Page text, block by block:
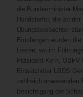
die Bundesminister
Hundstorfer, die an
Übungsbeobachter
Empfangen wurden
Liezen, wo im
Präsident Kern,
Einsatzleiter LBDS
zahlreich anwesenden
Besichtigung der